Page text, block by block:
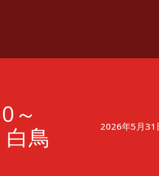
～
鳥
2026年5月31